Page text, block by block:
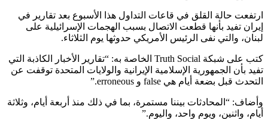
ارتفعت حالة القلق في قاعات التداول هذا الأسبوع بعد تقارير في
إيران تفيد بأنها قطعت الاتصال بسبب الهجمات الإسرائيلية على
لبنان، والتي نفى الرئيس الأمريكي حدوثها يوم الثلاثاء.
كتب على شبكة Truth Social الخاصة به: “تقارير الأخبار الكاذبة التي
تفيد بأن الجمهورية الإسلامية الإيرانية والولايات المتحدة توقفت عن
التحدث قبل بضعة أيام هي false و erroneous.”
وأضاف: “المحادثات بيننا مستمرة، بما في ذلك منذ أربعة أيام، وثلاثة
أيام، واثنين، ويوم واحد، واليوم.”